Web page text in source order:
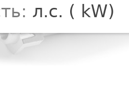
л.с. ( kW)